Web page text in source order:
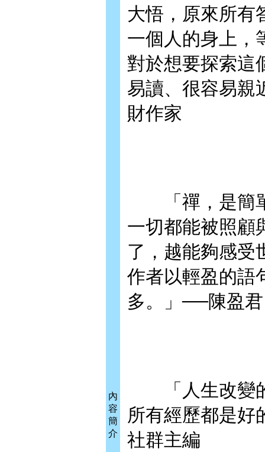
內
容
簡
介
大悟，原來所有
一個人的身上，
對於想要探索這
易讀、很容易親
財作家
「禪，是簡單
一切都能被照顧
了，越能夠感受
作者以輕盈的語
多。」──陳盈
「人生改變的
所有經歷都是
社群主編